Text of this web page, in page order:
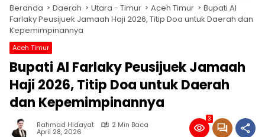
Beranda Daerah Utara - Timur Aceh Timur
Bupati Al
Farlaky Peusijuek Jamaah Haji 2026, Titip Doa untuk Daerah dan
Kepemimpinannya
Aceh Timur
Bupati Al Farlaky Peusijuek Jamaah
Haji 2026, Titip Doa untuk Daerah
dan Kepemimpinannya
Rahmad Hidayat 2 Min Baca
April 28, 2026
3